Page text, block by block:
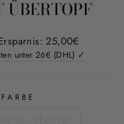
25,00€
unter 26€ (DHL) ✓